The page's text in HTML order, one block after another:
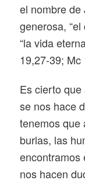
el nombre de
generosa,
“la vida
19,27-39;
Es cierto que
se nos hace
tenemos que
burlas, las
encontramos
nos hacen